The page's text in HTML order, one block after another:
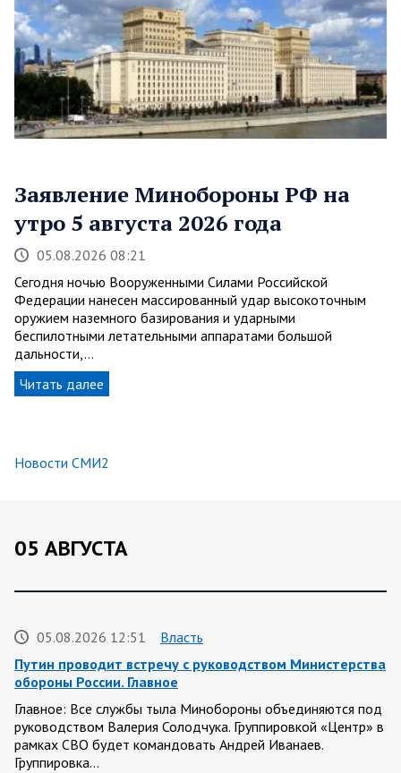
Заявление Минобороны РФ на
утро 5 августа 2026 года
05.08.2026 08:21
Сегодня ночью Вооруженными Силами Российской
Федерации нанесен массированный удар высокоточным
оружием наземного базирования и ударными
беспилотными летательными аппаратами большой
дальности,…
Читать далее
Новости СМИ2
05 АВГУСТА
05.08.2026 12:51
Власть
Путин проводит встречу с руководством Министерства
обороны России. Главное
Главное: Все службы тыла Минобороны объединяются под
руководством Валерия Солодчука. Группировкой «Центр» в
рамках СВО будет командовать Андрей Иванаев.
Группировка…